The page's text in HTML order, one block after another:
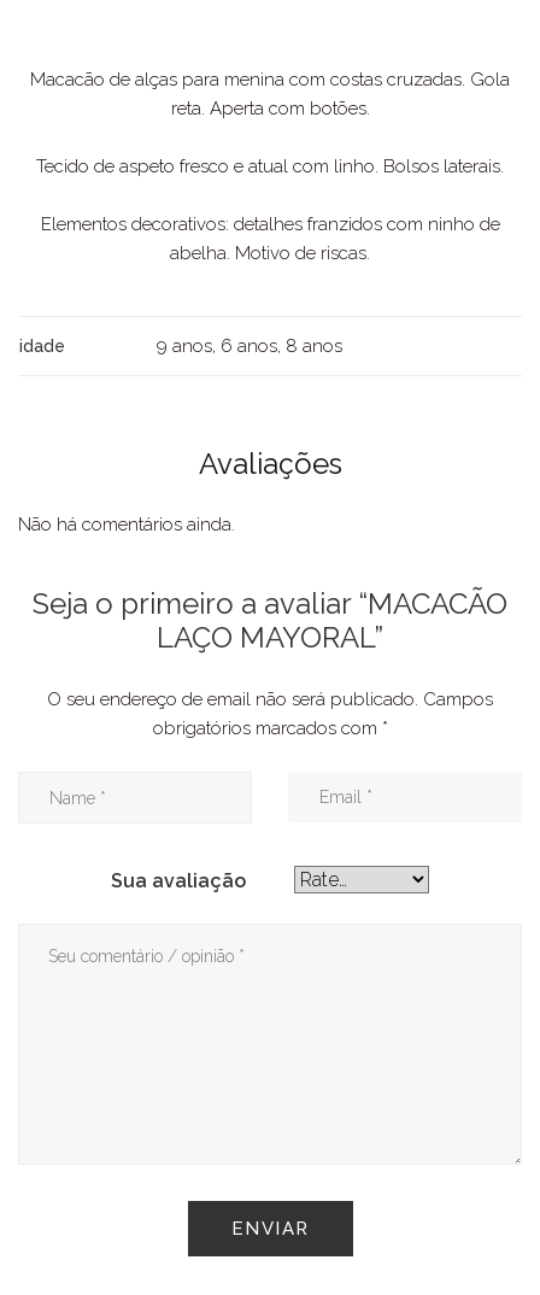
Macacão de alças para menina com costas cruzadas. Gola
reta. Aperta com botões.
Tecido de aspeto fresco e atual com linho. Bolsos laterais.
Elementos decorativos: detalhes franzidos com ninho de
abelha. Motivo de riscas.
idade 9 anos, 6 anos, 8 anos
Avaliações
Não há comentários ainda.
Seja o primeiro a avaliar “MACACÃO
LAÇO MAYORAL”
O seu endereço de email não será publicado. Campos
obrigatórios marcados com *
Sua avaliação